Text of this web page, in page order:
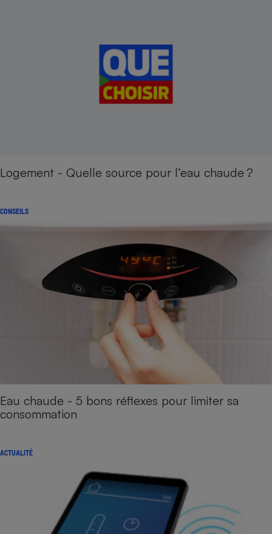
Logement - Quelle source pour l’eau chaude ?
CONSEILS
Eau chaude - 5 bons réflexes pour limiter sa
consommation
ACTUALITÉ